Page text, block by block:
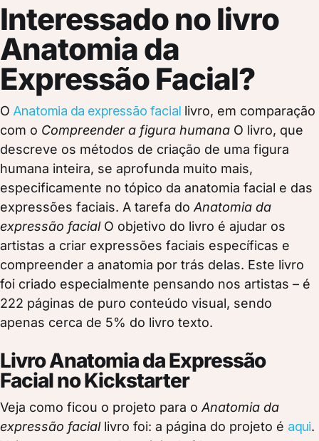
Interessado no livro
Anatomia da
Expressão Facial?
OAnatomia da expressão facial livro, em comparação
com o Compreender a figura humana O livro, que
descreve os métodos de criação de uma figura
humana inteira, se aprofunda muito mais,
especificamente no tópico da anatomia facial e das
expressões faciais. A tarefa doAnatomia da
expressão facial O objetivo do livro é ajudar os
artistas a criar expressões faciais específicas e
compreender a anatomia por trás delas. Este livro
foi criado especialmente pensando nos artistas – é
222 páginas de puro conteúdo visual, sendo
apenas cerca de 5% do livro texto.
Livro Anatomia da Expressão
Facial no Kickstarter​
Veja como ficou o projeto para oAnatomia da
expressão faciallivro foi: a página do projeto é aqui.